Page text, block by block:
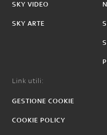
SKY VIDEO
SKY ARTE
Link utili:
GESTIONE COOKIE
COOKIE POLICY